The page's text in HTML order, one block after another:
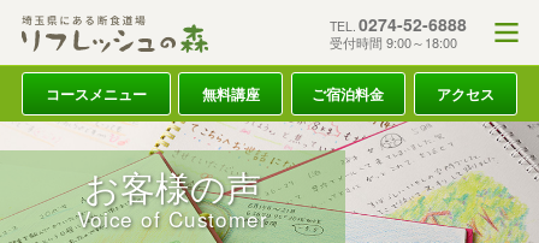
TEL. 0274-52-6888
受付時間 9:00～18:00
コースメニュー 無料講座 ご宿泊料金 アクセス
お客様の声
Voice of Customer